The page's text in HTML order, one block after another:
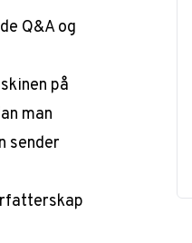
Q&A og
på
man
sender